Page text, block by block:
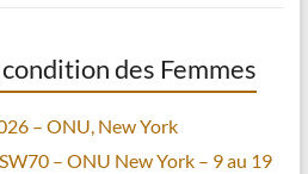
des Femmes
– ONU, New York
– ONU New York – 9 au 19